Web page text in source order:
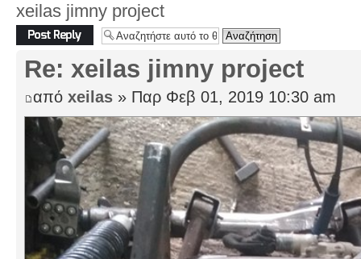
xeilas jimny project
Δημιουργία
απάντησης
Re: xeilas jimny project
από xeilas » Παρ Φεβ 01, 2019 10:30 am